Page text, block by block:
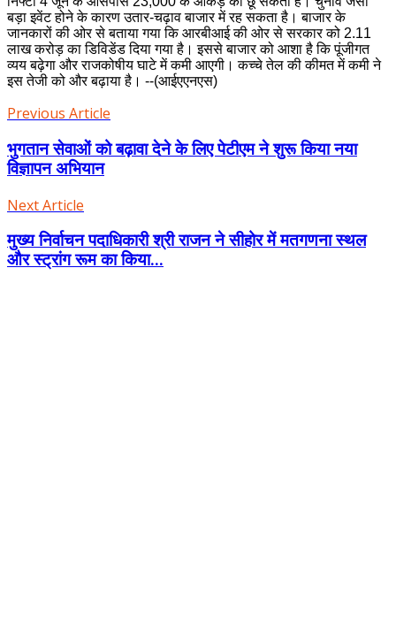
बड़ा इवेंट होने के कारण उतार-चढ़ाव बाजार में रह सकता है। बाजार के
जानकारों की ओर से बताया गया कि आरबीआई की ओर से सरकार को 2.11
लाख करोड़ का डिविडेंड दिया गया है। इससे बाजार को आशा है कि पूंजीगत
व्यय बढ़ेगा और राजकोषीय घाटे में कमी आएगी। कच्चे तेल की कीमत में कमी ने
इस तेजी को और बढ़ाया है। --(आईएएनएस)
Previous Article
भुगतान सेवाओं को बढ़ावा देने के लिए पेटीएम ने शुरू किया नया
विज्ञापन अभियान
Next Article
मुख्य निर्वाचन पदाधिकारी श्री राजन ने सीहोर में मतगणना स्थल
और स्ट्रांग रूम का किया...